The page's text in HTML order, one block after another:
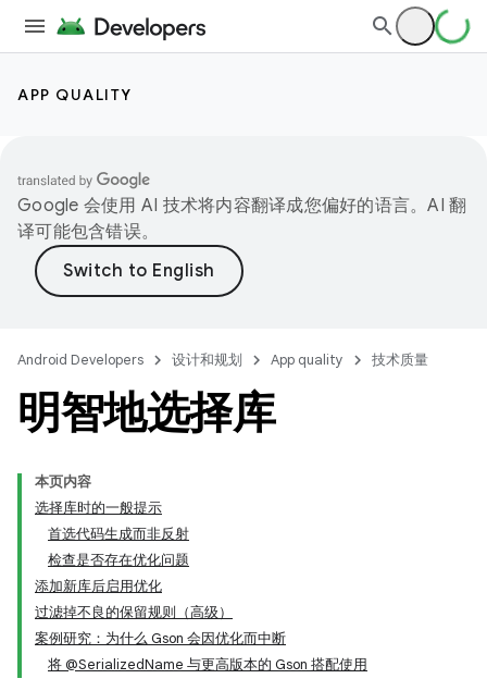
APP QUALITY
Google 会使用 AI 技术将内容翻译成您偏好的语言。AI 翻
译可能包含错误。
Android Developers 设计和规划 App quality 技术质量
明智地选择库
本页内容
选择库时的一般提示
首选代码生成而非反射
检查是否存在优化问题
添加新库后启用优化
过滤掉不良的保留规则（高级）
案例研究：为什么 Gson 会因优化而中断
将 @SerializedName 与更高版本的 Gson 搭配使用